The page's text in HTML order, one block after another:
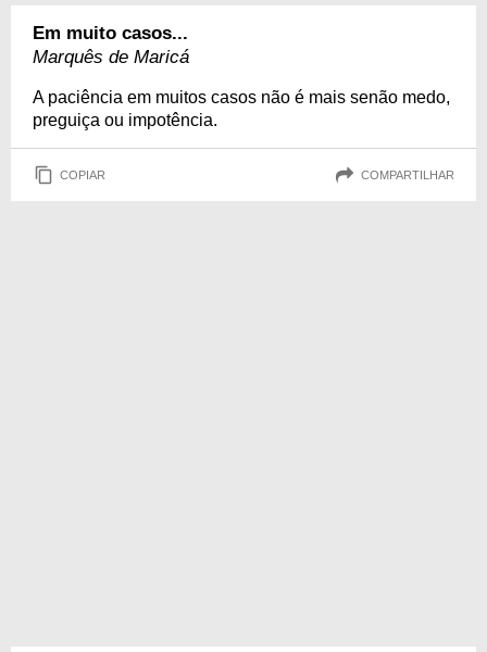
Em muito casos...
Marquês de Maricá
A paciência em muitos casos não é mais senão medo,
preguiça ou impotência.
COPIAR COMPARTILHAR